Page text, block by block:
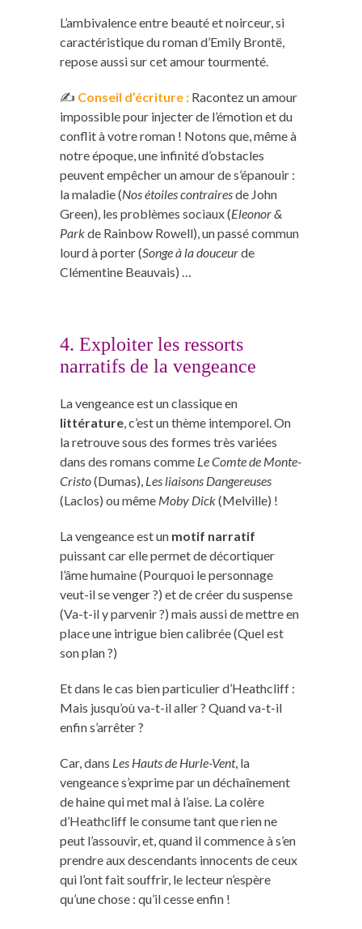
L’ambivalence entre beauté et noirceur, si
caractéristique du roman d’Emily Brontë,
repose aussi sur cet amour tourmenté.
✍️ Conseil d’écriture : Racontez un amour
impossible pour injecter de l’émotion et du
conflit à votre roman ! Notons que, même à
notre époque, une infinité d’obstacles
peuvent empêcher un amour de s’épanouir :
la maladie (Nos étoiles contrairesde John
Green), les problèmes sociaux (Eleonor &
Parkde Rainbow Rowell), un passé commun
lourd à porter (Songe à la douceurde
Clémentine Beauvais) …
4. Exploiter les ressorts
narratifs de la vengeance
La vengeance est un classique en
littérature , c’est un thème intemporel. On
la retrouve sous des formes très variées
dans des romans comme Le Comte de Monte-
Cristo(Dumas), Les liaisons Dangereuses
(Laclos) ou même Moby Dick(Melville) !
La vengeance est un motif narratif
puissant car elle permet de décortiquer
l’âme humaine (Pourquoi le personnage
veut-il se venger ?) et de créer du suspense
(Va-t-il y parvenir ?) mais aussi de mettre en
place une intrigue bien calibrée (Quel est
son plan ?)
Et dans le cas bien particulier d’Heathcliff :
Mais jusqu’où va-t-il aller ? Quand va-t-il
enfin s’arrêter ?
Car, dans Les Hauts de Hurle-Vent, la
vengeance s’exprime par un déchaînement
de haine qui met mal à l’aise. La colère
d’Heathcliff le consume tant que rien ne
peut l’assouvir, et, quand il commence à s’en
prendre aux descendants innocents de ceux
qui l’ont fait souffrir, le lecteur n’espère
qu’une chose : qu’il cesse enfin !